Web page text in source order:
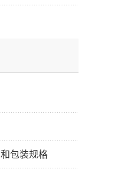
包装规格